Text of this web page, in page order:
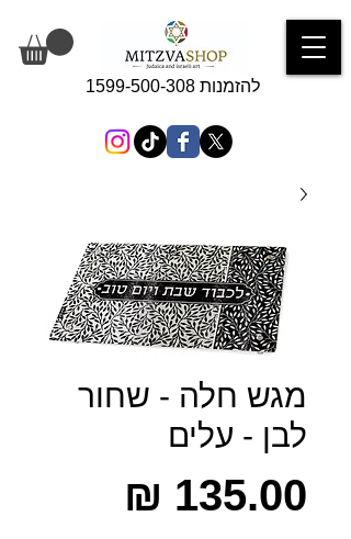
להזמנות 1599-500-308
מגש חלה - שחור
לבן - עלים